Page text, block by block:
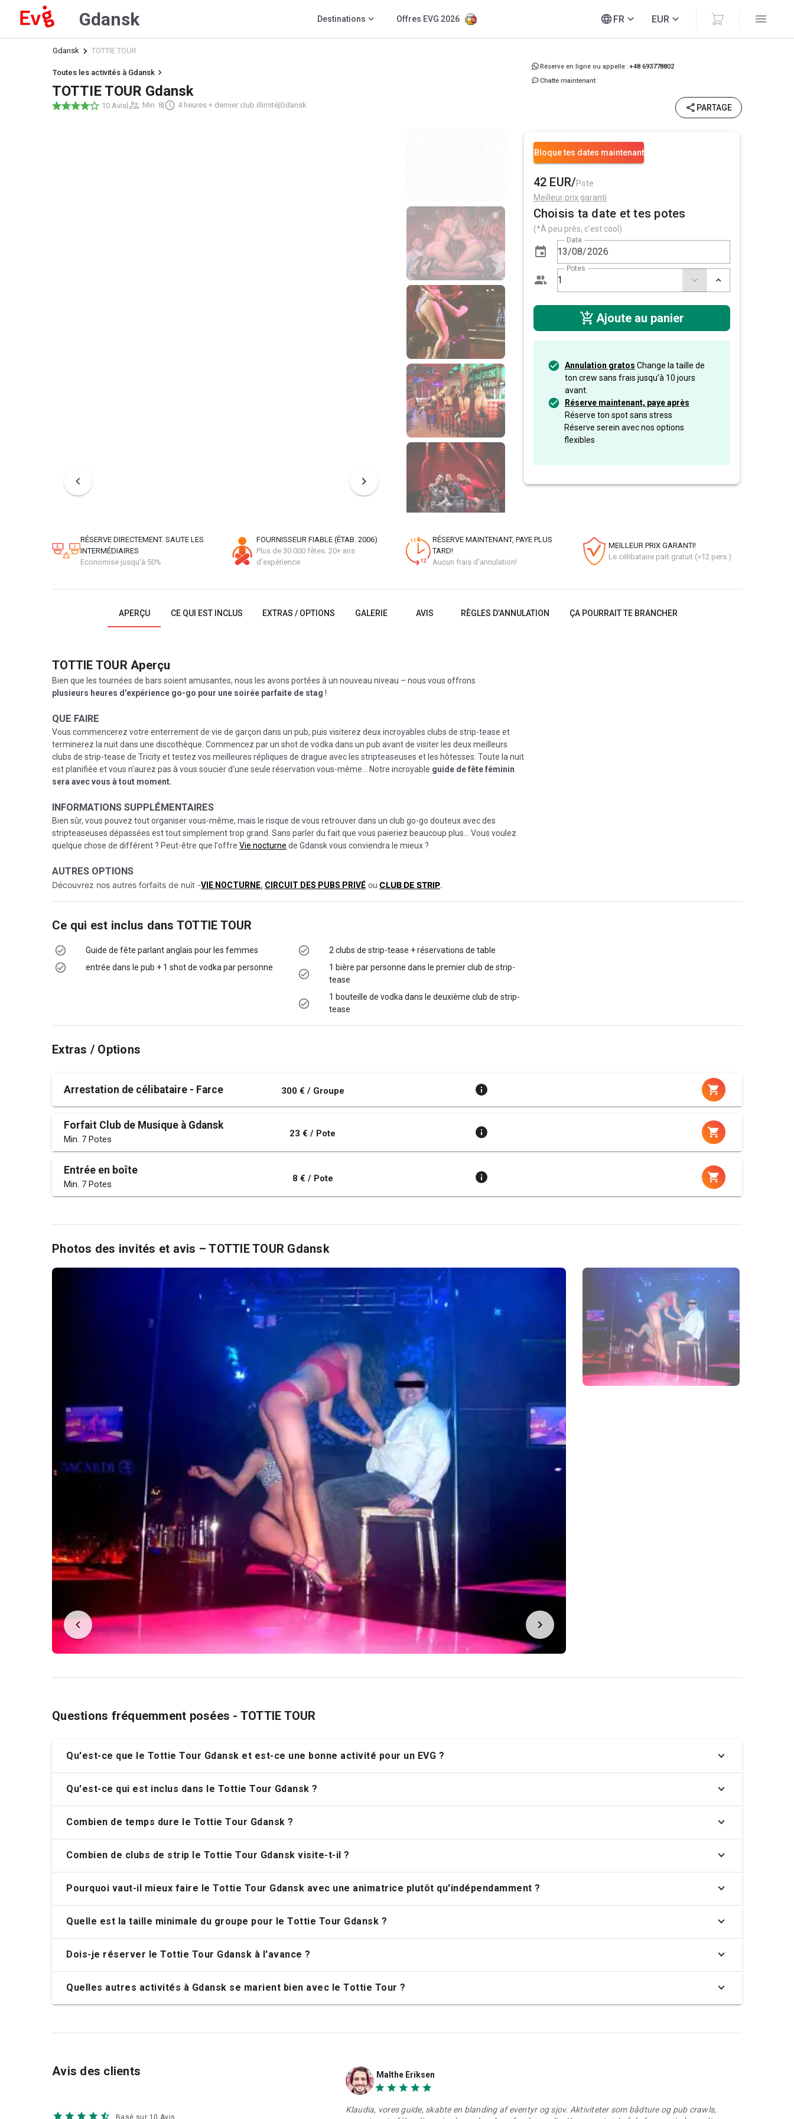
Gdansk Destinations Offres EVG 2026 FR EUR
Gdansk TOTTIE TOUR
Toutes les activités à Gdansk
TOTTIE TOUR Gdansk
10 Avis| Min. 8| 4 heures + dernier club illimité|Gdansk
Réserve en ligne ou appelle :+48 693778802
Chatte maintenant
PARTAGE
Bloque tes dates maintenant
42 EUR/Pote
Meilleur prix garanti
Choisis ta date et tes potes
(*À peu près, c’est cool)
Date
Potes
Ajoute au panier
Annulation gratos Change la taille de
ton crew sans frais jusqu’à 10 jours
avant.
Réserve maintenant, paye après
Réserve ton spot sans stress
Réserve serein avec nos options
flexibles
RÉSERVE DIRECTEMENT. SAUTE LES
INTERMÉDIAIRES
Economise jusqu'à 50%
FOURNISSEUR FIABLE (ÉTAB. 2006)
Plus de 30 000 fêtes. 20+ ans
d'expérience
RÉSERVE MAINTENANT, PAYE PLUS
TARD!
Aucun frais d’annulation!
MEILLEUR PRIX GARANTI!
Le célibataire part gratuit (>12 pers.)
APERÇU CE QUI EST INCLUS EXTRAS / OPTIONS GALERIE AVIS RÈGLES D’ANNULATION ÇA POURRAIT TE BRANCHER
TOTTIE TOURAperçu
Bien que les tournées de bars soient amusantes, nous les avons portées à un nouveau niveau – nous vous offrons
plusieurs heures d'expérience go-go pour une soirée parfaite de stag !
QUE FAIRE
Vous commencerez votre enterrement de vie de garçon dans un pub, puis visiterez deux incroyables clubs de strip-tease et
terminerez la nuit dans une discothèque. Commencez par un shot de vodka dans un pub avant de visiter les deux meilleurs
clubs de strip-tease de Tricity et testez vos meilleures répliques de drague avec les stripteaseuses et les hôtesses. Toute la nuit
est planifiée et vous n'aurez pas à vous soucier d'une seule réservation vous-même… Notre incroyable guide de fête féminin
sera avec vous à tout moment.
INFORMATIONS SUPPLÉMENTAIRES
Bien sûr, vous pouvez tout organiser vous-même, mais le risque de vous retrouver dans un club go-go douteux avec des
stripteaseuses dépassées est tout simplement trop grand. Sans parler du fait que vous paieriez beaucoup plus… Vous voulez
quelque chose de différent ? Peut-être que l'offre Vie nocturne de Gdansk vous conviendra le mieux ?
AUTRES OPTIONS
Découvrez nos autres forfaits de nuit -VIE NOCTURNE, CIRCUIT DES PUBS PRIVÉ ou CLUB DE STRIP.
Ce qui est inclus dans TOTTIE TOUR
Guide de fête parlant anglais pour les femmes
entrée dans le pub + 1 shot de vodka par personne
2 clubs de strip-tease + réservations de table
1 bière par personne dans le premier club de strip-
tease
1 bouteille de vodka dans le deuxième club de strip-
tease
Extras / Options
Arrestation de célibataire - Farce 300 € / Groupe
Forfait Club de Musique à Gdansk
Min. 7 Potes
23 € / Pote
Entrée en boîte
Min. 7 Potes
8 € / Pote
Photos des invités et avis – TOTTIE TOUR Gdansk
Questions fréquemment posées - TOTTIE TOUR
Qu'est-ce que le Tottie Tour Gdansk et est-ce une bonne activité pour un EVG ?
Qu'est-ce qui est inclus dans le Tottie Tour Gdansk ?
Combien de temps dure le Tottie Tour Gdansk ?
Combien de clubs de strip le Tottie Tour Gdansk visite-t-il ?
Pourquoi vaut-il mieux faire le Tottie Tour Gdansk avec une animatrice plutôt qu'indépendamment ?
Quelle est la taille minimale du groupe pour le Tottie Tour Gdansk ?
Dois-je réserver le Tottie Tour Gdansk à l'avance ?
Quelles autres activités à Gdansk se marient bien avec le Tottie Tour ?
Avis des clients
Basé sur 10 Avis
Malthe Eriksen
Klaudia, vores guide, skabte en blanding af eventyr og sjov. Aktiviteter som bådture og pub crawls,